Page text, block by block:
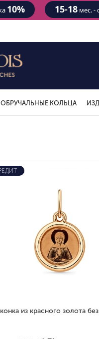
10% 15-18мес. -
ОБРУЧАЛЬНЫЕ КОЛЬЦА
из красного золота